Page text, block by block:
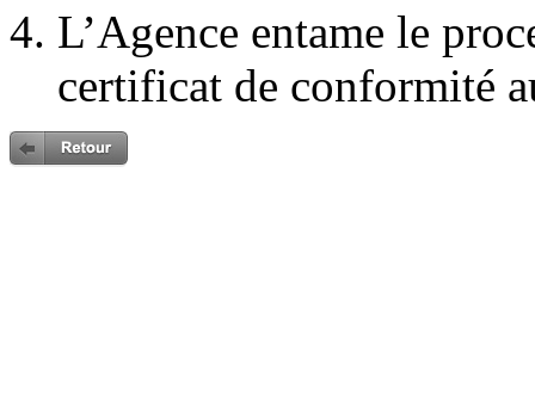
L’Agence entame le
certificat de conformité